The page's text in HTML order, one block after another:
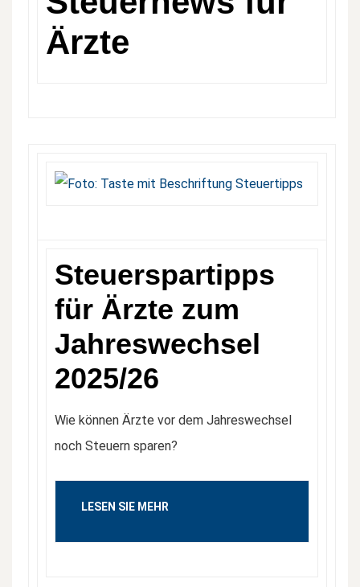
Ärzte
Steuerspartipps
für Ärzte zum
Jahreswechsel
2025/26
Wie können Ärzte vor dem Jahreswechsel
noch Steuern sparen?
LESEN SIE MEHR